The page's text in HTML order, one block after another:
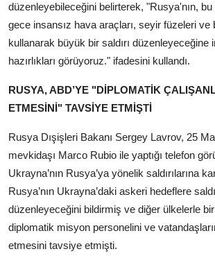
düzenleyebileceğini belirterek, "Rusya'nın,
gece insansız hava araçları, seyir füzeleri ve
kullanarak büyük bir saldırı düzenleyeceğine
hazırlıkları görüyoruz." ifadesini kullandı.
RUSYA, ABD’YE "DİPLOMATİK
ETMESİNİ" TAVSİYE ETMİŞTİ
Rusya Dışişleri Bakanı Sergey Lavrov, 25
mevkidaşı Marco Rubio ile yaptığı telefon
Ukrayna’nın Rusya’ya yönelik saldırılarına
Rusya’nın Ukrayna’daki askeri hedeflere
düzenleyeceğini bildirmiş ve diğer ülkelerle
diplomatik misyon personelini ve
etmesini tavsiye etmişti.